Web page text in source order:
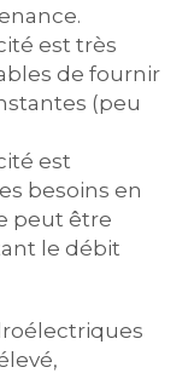
est très
de fournir
(peu
est
besoins en
peut être
le débit